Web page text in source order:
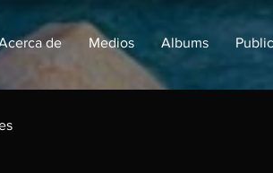
de Medios Albums